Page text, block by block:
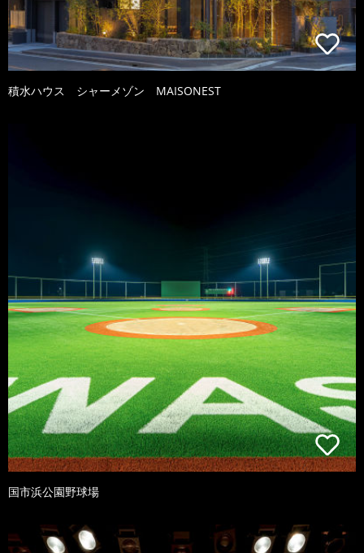
積水ハウス シャーメゾン MAISONEST
国市浜公園野球場